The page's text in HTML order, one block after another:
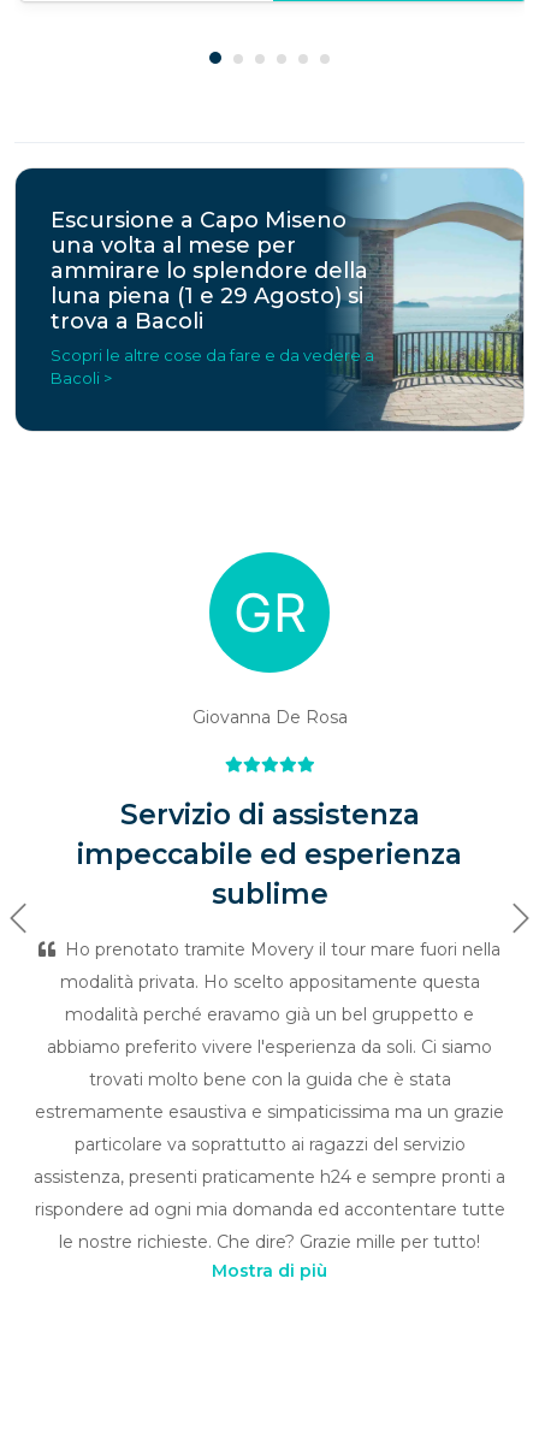
Escursione a Capo Miseno
una volta al mese per
ammirare lo splendore della
luna piena (1 e 29 Agosto) si
trova a Bacoli
Scopri le altre cose da fare e da vedere a
Bacoli >
Giovanna De Rosa
Servizio di assistenza
impeccabile ed esperienza
sublime
Ho prenotato tramite Movery il tour mare fuori nella
modalità privata. Ho scelto appositamente questa
modalità perché eravamo già un bel gruppetto e
abbiamo preferito vivere l'esperienza da soli. Ci siamo
trovati molto bene con la guida che è stata
estremamente esaustiva e simpaticissima ma un grazie
particolare va soprattutto ai ragazzi del servizio
assistenza, presenti praticamente h24 e sempre pronti a
rispondere ad ogni mia domanda ed accontentare tutte
le nostre richieste. Che dire? Grazie mille per tutto!
Previous
Mostra di più